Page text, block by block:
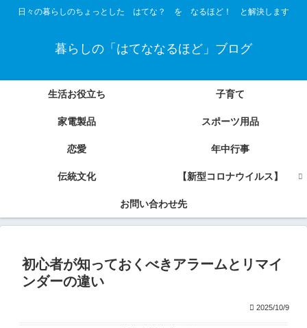
日々の暮らしのちょっとした はてな？ を なるほど！ と解決します
暮らしの「はてななるほど」ブログ
生活お役立ち 子育て
家電製品 スポーツ用品
恋愛 年中行事
伝統文化 【新型コロナウイルス】
お問い合わせ先
初心者が知っておくべきアラームとリマイ
ンダーの違い
2025/10/9